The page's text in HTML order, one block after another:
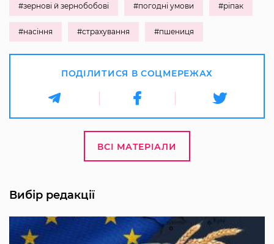
#зернові й зернобобові #погодні умови #ріпак
#насіння #страхування #пшениця
ПОДІЛИТИСЯ В СОЦМЕРЕЖАХ
ВСІ МАТЕРІАЛИ
Вибір редакції